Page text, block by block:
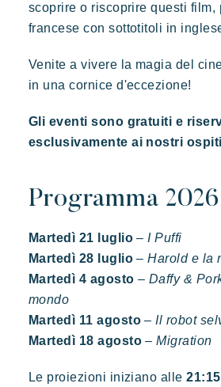
Kon Tiki
eccezionale ai piedi della famosa spiaggia
Toison d'or
Elegante Autentico Riservato
Un paradiso selvaggio e colorato
Le nostre offerte
scoprire o riscoprire questi film,
francese con sottotitoli in
Venite a vivere la magia del
in una cornice d'eccezione!
Gli eventi sono gratuiti e
esclusivamente ai nostri
Programma 2026
Martedì 21 luglio – I Puffi
Martedì 28 luglio –Harold e la
Martedì 4 agosto – Daffy &
mondo
Martedì 11 agosto – Il robot
Martedì 18 agosto –Migration
Le proiezioni iniziano alle21:15